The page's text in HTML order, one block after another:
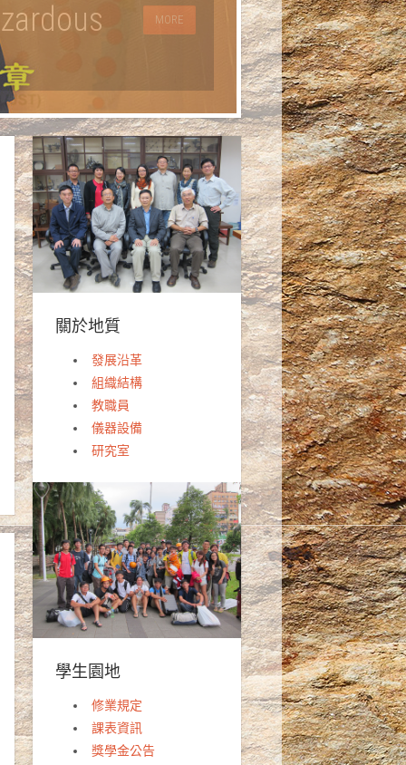
MORE
關於地質
發展沿革
組織結構
教職員
儀器設備
研究室
學生園地
修業規定
課表資訊
獎學金公告